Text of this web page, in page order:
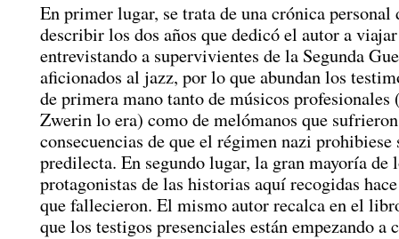
En primer lugar, se trata de una crónica personal
describir los dos años que dedicó el autor a
entrevistando a supervivientes de la Segunda
aficionados al jazz, por lo que abundan los
de primera mano tanto de músicos profesionales
Zwerin lo era) como de melómanos que
consecuencias de que el régimen nazi prohibiese
predilecta. En segundo lugar, la gran mayoría de
protagonistas de las historias aquí recogidas
que fallecieron. El mismo autor recalca en el
que los testigos presenciales están empezando a